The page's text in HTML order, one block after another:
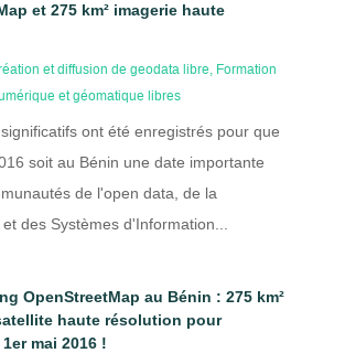
et 275 km² imagerie haute
et diffusion de geodata libre, Formation
et géomatique libres
ont été enregistrés pour que
soit au Bénin une date importante
de l'open data, de la
des Systèmes d'Information...
OpenStreetMap au Bénin : 275 km²
haute résolution pour
mai 2016 !